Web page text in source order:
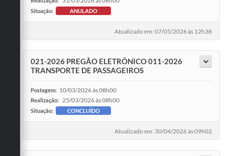
Situação: ANULADO
Atualizado em: 07/05/2026 às 12h38
021-2026 PREGÃO ELETRÔNICO 011-2026
TRANSPORTE DE PASSAGEIROS
Postagem: 10/03/2026 às 08h00
Realização: 25/03/2026 às 08h00
Situação: CONCLUÍDO
Atualizado em: 30/04/2026 às 09h02